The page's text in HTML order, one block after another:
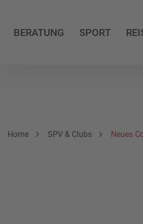
BERATUNG SPORT
Sie befinden sich hier:
Home SPV & Clubs Neues